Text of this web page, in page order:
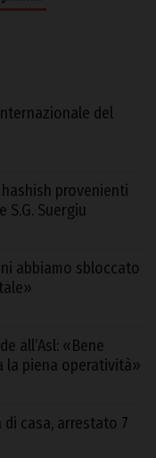
del
provenienti
S.G. Suergiu
abbiamo sbloccato
all’Asl: «Bene
la piena operatività»
di casa, arrestato 7